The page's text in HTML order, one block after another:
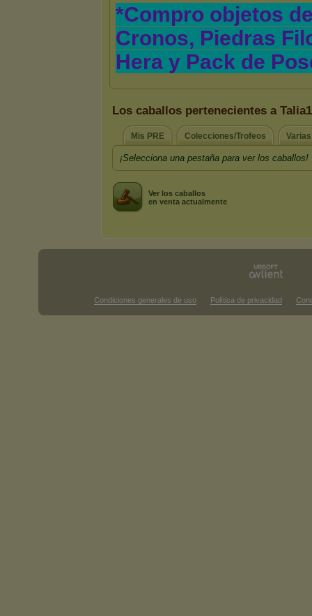
Los caballos pertenecientes a
Mis PRE Colecciones/Trofeos
¡Selecciona una pestaña para ver los caballos!
Ver los caballos
en venta actualmente
Condiciones generales de uso Política de privacidad